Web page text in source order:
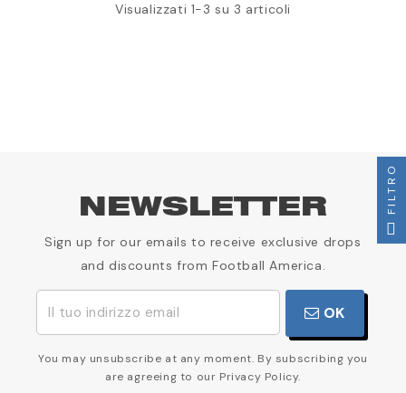
Visualizzati 1-3 su 3 articoli
NEWSLETTER
Sign up for our emails to receive exclusive drops
and discounts from Football America.
OK
You may unsubscribe at any moment. By subscribing you
are agreeing to our Privacy Policy.
FILTRO